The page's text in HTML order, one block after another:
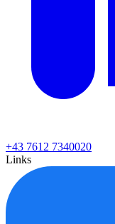
+43 7612 7340020
Links